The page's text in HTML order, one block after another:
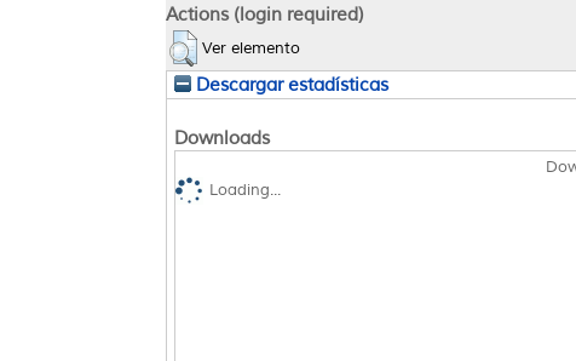
Actions (login required)
Ver elemento
Descargar estadísticas
Downloads
Loading...